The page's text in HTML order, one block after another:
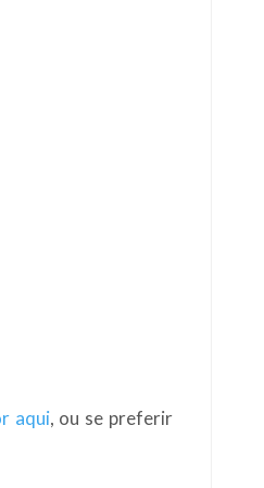
aqui, ou se preferir